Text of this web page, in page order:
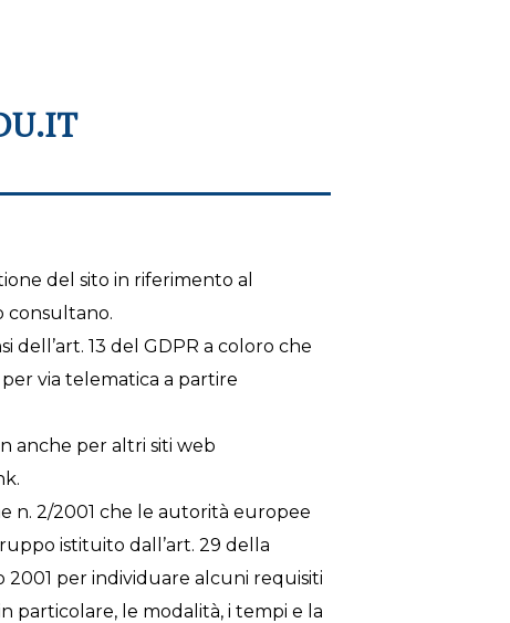
del sito in riferimento al
consultano.
dell’art. 13 del GDPR a coloro che
via telematica a partire
anche per altri siti web
n. 2/2001 che le autorità europee
istituito dall’art. 29 della
2001 per individuare alcuni requisiti
particolare, le modalità, i tempi e la